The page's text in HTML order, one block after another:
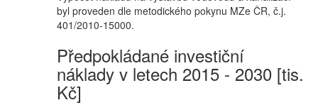
byl proveden dle metodického pokynu MZe ČR, č.j.
401/2010-15000.
Předpokládané investiční
náklady v letech 2015 - 2030 [tis.
Kč]